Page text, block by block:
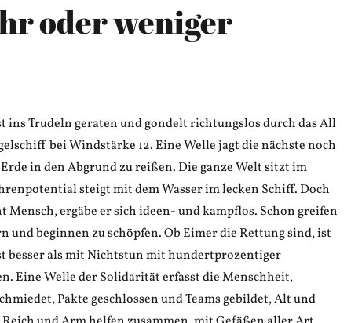
oder weniger
ins Trudeln geraten und gondelt richtungslos durch das All
bei Windstärke 12. Eine Welle jagt die nächste noch
in den Abgrund zu reißen. Die ganze Welt sitzt im
steigt mit dem Wasser im lecken Schiff. Doch
Mensch, ergäbe er sich ideen- und kampflos. Schon greifen
und beginnen zu schöpfen. Ob Eimer die Rettung sind, ist
besser als mit Nichtstun mit hundertprozentiger
Eine Welle der Solidarität erfasst die Menschheit,
Pakte geschlossen und Teams gebildet, Alt und